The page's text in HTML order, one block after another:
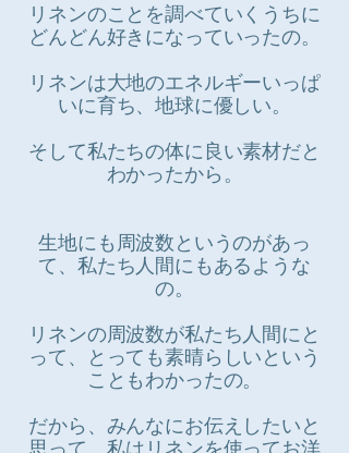
リネンのことを調べていくうちに
どんどん好きになっていったの。
リネンは大地のエネルギーいっぱ
いに育ち、地球に優しい。
そして私たちの体に良い素材だと
わかったから。
生地にも周波数というのがあっ
て、私たち人間にもあるような
の。
リネンの周波数が私たち人間にと
って、とっても素晴らしいという
こともわかったの。
だから、みんなにお伝えしたいと